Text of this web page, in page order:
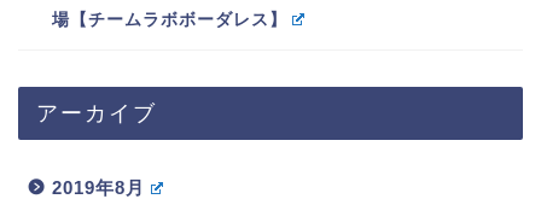
場【チームラボボーダレス】
アーカイブ
2019年8月